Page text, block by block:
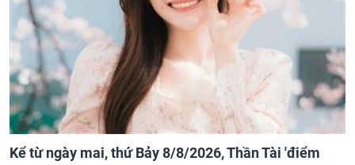
Kể từ ngày mai, thứ Bảy 8/8/2026, Thần Tài 'điểm